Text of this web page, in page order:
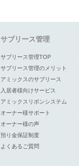
サブリース管理
サブリース管理TOP
サブリース管理のメリット
アミックスのサブリース
入居者様向けサービス
アミックスリボンシステム
オーナー様サポート
オーナー様の声
預り金保証制度
よくあるご質問